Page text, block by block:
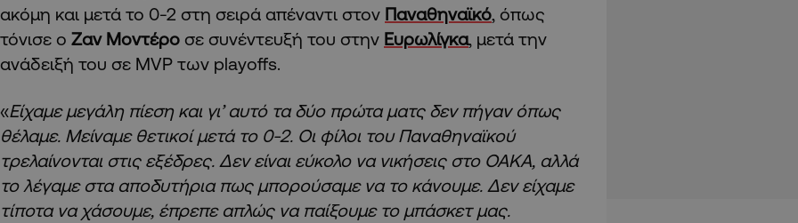
ακόμη και μετά το 0-2 στη σειρά απέναντι στον Παναθηναϊκό, όπως
τόνισε ο Ζαν Μοντέρο σε συνέντευξή του στην Ευρωλίγκα, μετά την
ανάδειξή του σε MVP των playoffs.
«Είχαμε μεγάλη πίεση και γι’ αυτό τα δύο πρώτα ματς δεν πήγαν όπως
θέλαμε. Μείναμε θετικοί μετά το 0-2. Οι φίλοι του Παναθηναϊκού
τρελαίνονται στις εξέδρες. Δεν είναι εύκολο να νικήσεις στο ΟΑΚΑ, αλλά
το λέγαμε στα αποδυτήρια πως μπορούσαμε να το κάνουμε. Δεν είχαμε
τίποτα να χάσουμε, έπρεπε απλώς να παίξουμε το μπάσκετ μας.